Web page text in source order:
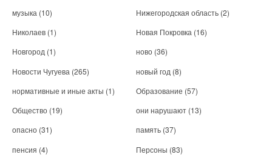
музыка (10) Нижегородская область (2)
Николаев (1) Новая Покровка (16)
Новгород (1) ново (36)
Новости Чугуева (265) новый год (8)
нормативные и иные акты (1) Образование (57)
Общество (19) они нарушают (13)
опасно (31) память (37)
пенсия (4) Персоны (83)